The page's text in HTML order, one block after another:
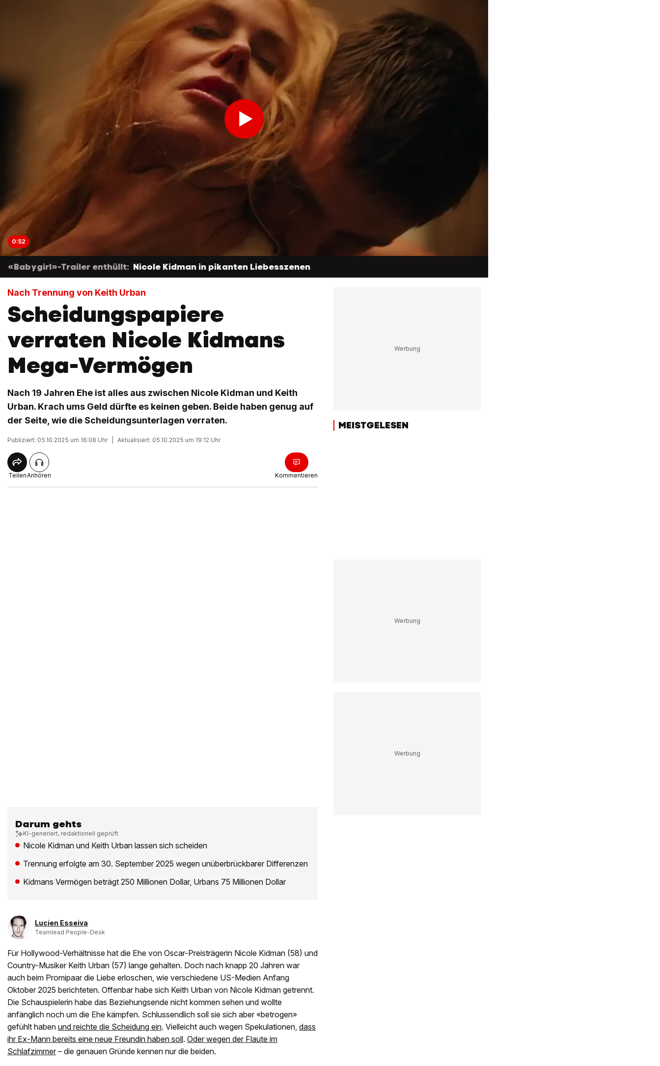
0:52
«Babygirl»-Trailer enthüllt: Nicole Kidman in pikanten Liebesszenen
Nach Trennung von Keith Urban
Scheidungspapiere
verraten Nicole Kidmans
Mega-Vermögen
Nach 19 Jahren Ehe ist alles aus zwischen Nicole Kidman und Keith
Urban. Krach ums Geld dürfte es keinen geben. Beide haben genug auf
der Seite, wie die Scheidungsunterlagen verraten.
Publiziert: 05.10.2025 um 16:08 Uhr Aktualisiert: 05.10.2025 um 19:12 Uhr
TeilenAnhören Kommentieren
Darum gehts
KI-generiert, redaktionell geprüft
Nicole Kidman und Keith Urban lassen sich scheiden
Trennung erfolgte am 30. September 2025 wegen unüberbrückbarer Differenzen
Kidmans Vermögen beträgt 250 Millionen Dollar, Urbans 75 Millionen Dollar
Lucien Esseiva
Teamlead People-Desk
Für Hollywood-Verhältnisse hat die Ehe von Oscar-Preisträgerin Nicole Kidman (58) und
Country-Musiker Keith Urban (57) lange gehalten. Doch nach knapp 20 Jahren war
auch beim Promipaar die Liebe erloschen, wie verschiedene US-Medien Anfang
Oktober 2025 berichteten. Offenbar habe sich Keith Urban von Nicole Kidman getrennt.
Die Schauspielerin habe das Beziehungsende nicht kommen sehen und wollte
anfänglich noch um die Ehe kämpfen. Schlussendlich soll sie sich aber «betrogen»
gefühlt haben und reichte die Scheidung ein. Vielleicht auch wegen Spekulationen, dass
ihr Ex-Mann bereits eine neue Freundin haben soll. Oder wegen der Flaute im
Schlafzimmer – die genauen Gründe kennen nur die beiden.
MEISTGELESEN